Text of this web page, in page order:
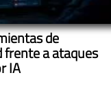
de
frente a ataques
IA